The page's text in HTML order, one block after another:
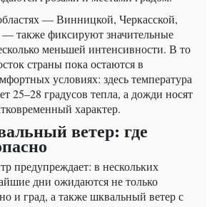
— Винницкой, Черкасской,
— также фиксируют значительные
меньшей интенсивности. В то
страны пока остаются в
условиях: здесь температура
25–28 градусов тепла, а дожди носят
характер.
ветер: где
предупреждает: в нескольких
дни ожидаются не только
и град, а также шквальный ветер с